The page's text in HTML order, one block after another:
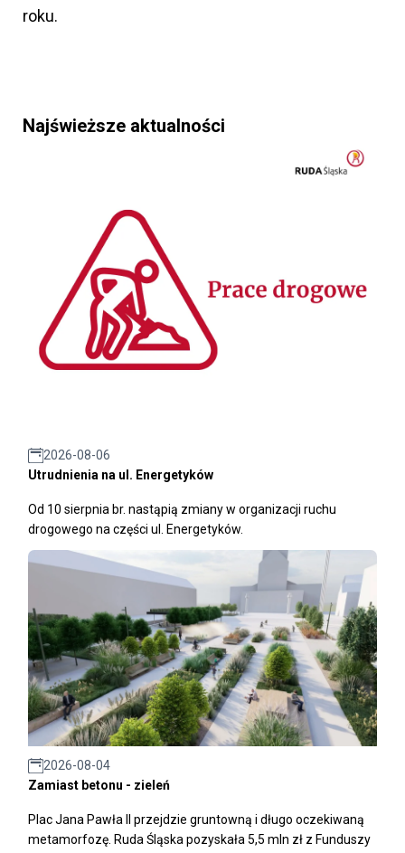
roku.
Najświeższe aktualności
2026-08-06
Utrudnienia na ul. Energetyków
Od 10 sierpnia br. nastąpią zmiany w organizacji ruchu
drogowego na części ul. Energetyków.
2026-08-04
Zamiast betonu - zieleń
Plac Jana Pawła II przejdzie gruntowną i długo oczekiwaną
metamorfozę. Ruda Śląska pozyskała 5,5 mln zł z Funduszy